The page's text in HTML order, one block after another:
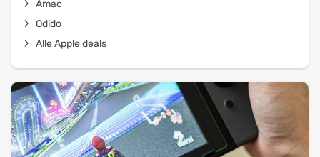
Amac
Odido
Alle Apple deals